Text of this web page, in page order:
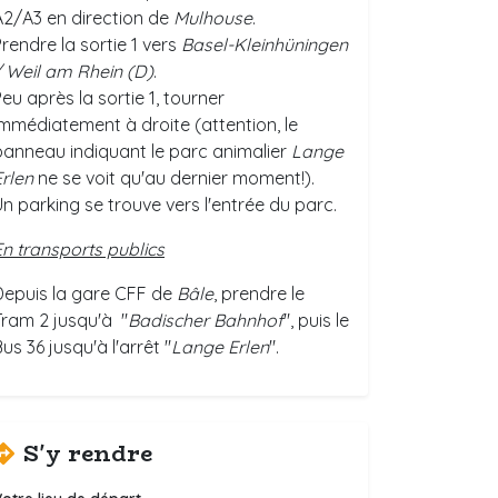
A3 en direction de Mulhouse.
la sortie 1 vers Basel-Kleinhüningen
am Rhein (D).
après la sortie 1, tourner
à droite (attention, le
indiquant le parc animalier Lange
ne se voit qu'au dernier moment!).
parking se trouve vers l'entrée du parc.
transports publics
la gare CFF de Bâle, prendre le
2 jusqu'à "Badischer Bahnhof", puis le
36 jusqu'à l'arrêt "Lange Erlen".
S'y rendre